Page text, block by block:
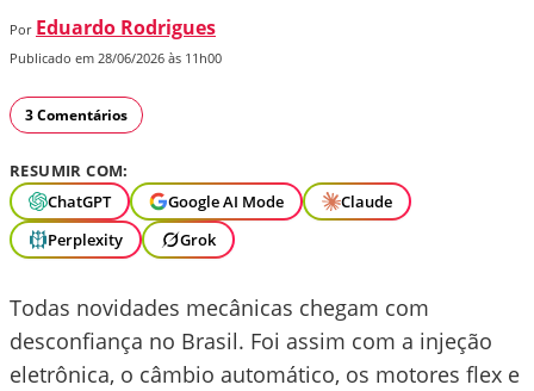
Por Eduardo Rodrigues
Publicado em 28/06/2026 às 11h00
3 Comentários
RESUMIR COM:
ChatGPT
Google AI Mode
Claude
Perplexity
Grok
Todas novidades mecânicas chegam com
desconfiança no Brasil. Foi assim com a injeção
eletrônica, o câmbio automático, os motores flex e